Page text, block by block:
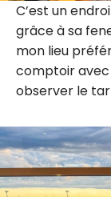
C’est un
grâce à sa
mon lieu
comptoir
observer le